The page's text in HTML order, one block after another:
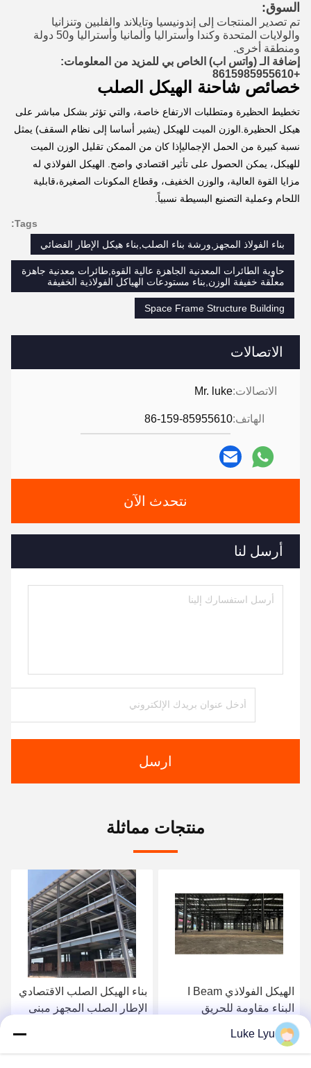
الاتصالات
الاتصالات:Mr. luke
الهاتف:86-159-85955610
نتحدث الآن
أرسل لنا
ارسل
السوق:
تم تصدير المنتجات إلى إندونيسيا وتايلاند والفلبين وتنزانيا
والولايات المتحدة وكندا وأستراليا وألمانيا وأستراليا و50 دولة
ومنطقة أخرى.
إضافة الـ (واتس اب) الخاص بي للمزيد من المعلومات:
+8615985955610
خصائص شاحنة الهيكل الصلب
تخطيط الحظيرة ومتطلبات الارتفاع خاصة، والتي تؤثر بشكل مباشر على
هيكل الحظيرة.الوزن الميت للهيكل (يشير أساسا إلى نظام السقف) يمثل
نسبة كبيرة من الحمل الإجماليإذا كان من الممكن تقليل الوزن الميت
للهيكل، يمكن الحصول على تأثير اقتصادي واضح. الهيكل الفولاذي له
مزايا القوة العالية، والوزن الخفيف، وقطاع المكونات الصغيرة،قابلية
اللحام وعملية التصنيع البسيطة نسبياً.
Tags:
بناء الفولاذ المجهز,ورشة بناء الصلب,بناء هيكل الإطار الفضائي
حاوية الطائرات المعدنية الجاهزة عالية القوة,طائرات معدنية جاهزة
معلّقة خفيفة الوزن,بناء مستودعات الهياكل الفولاذية الخفيفة
Space Frame Structure Building
منتجات مماثلة
الهيكل الفولاذي I Beam
للحريق
على أفضل سعر
بناء الهيكل الصلب الاقتصادي
الإطار الصلب المجهز مبنى
احصل على أفضل سعر
هيكل من
الإطار المجهز
احصل
Luke Lyu